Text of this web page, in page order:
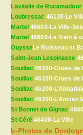
Lavitalie de Rocamadour
Loubressac 46130-Le
Martel 46600-La Ville-
Martel 46600-Le Train à
OuysseLe Ruisseau et
Saint-Jean Lespinasse
Souillac 46200-Crues de
Souillac 46200-Crues de
Souillac 46200-
Souillac 46200-L’Ancien
St Bonnet de Gignac
St Céré 46400-La Ville
b-Photos de